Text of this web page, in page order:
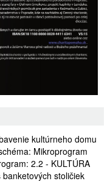
kultúrneho domu
Mikroprogram
2.2 - KULTÚRA
stoličiek